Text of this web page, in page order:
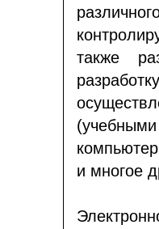
также
и многое